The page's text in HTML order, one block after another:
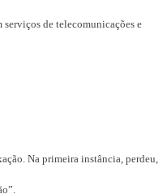
serviços de telecomunicações e
Na primeira instância, perdeu,